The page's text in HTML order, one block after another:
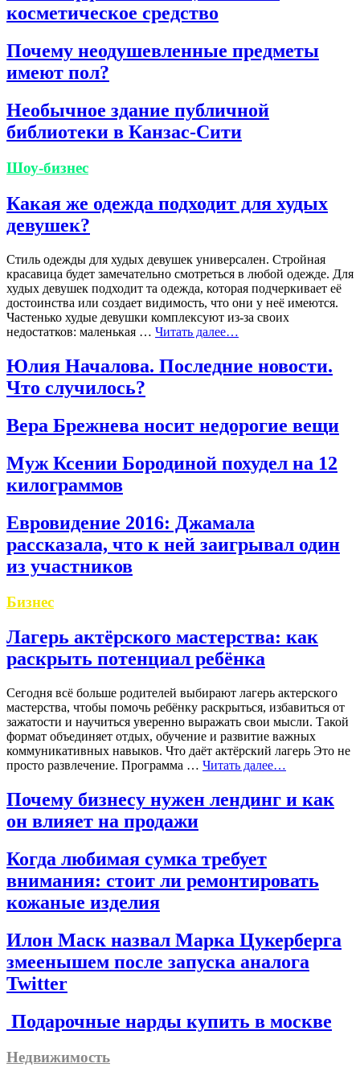
косметическое средство
Почему неодушевленные предметы
имеют пол?
Необычное здание публичной
библиотеки в Канзас-Сити
Шоу-бизнес
Какая же одежда подходит для худых
девушек?
Стиль одежды для худых девушек универсален. Стройная
красавица будет замечательно смотреться в любой одежде. Для
худых девушек подходит та одежда, которая подчеркивает её
достоинства или создает видимость, что они у неё имеются.
Частенько худые девушки комплексуют из-за своих
недостатков: маленькая … Читать далее…
Юлия Началова. Последние новости.
Что случилось?
Вера Брежнева носит недорогие вещи
Муж Ксении Бородиной похудел на 12
килограммов
Евровидение 2016: Джамала
рассказала, что к ней заигрывал один
из участников
Бизнес
Лагерь актёрского мастерства: как
раскрыть потенциал ребёнка
Сегодня всё больше родителей выбирают лагерь актерского
мастерства, чтобы помочь ребёнку раскрыться, избавиться от
зажатости и научиться уверенно выражать свои мысли. Такой
формат объединяет отдых, обучение и развитие важных
коммуникативных навыков. Что даёт актёрский лагерь Это не
просто развлечение. Программа … Читать далее…
Почему бизнесу нужен лендинг и как
он влияет на продажи
Когда любимая сумка требует
внимания: стоит ли ремонтировать
кожаные изделия
Илон Маск назвал Марка Цукерберга
змеенышем после запуска аналога
Twitter
Подарочные нарды купить в москве
Недвижимость